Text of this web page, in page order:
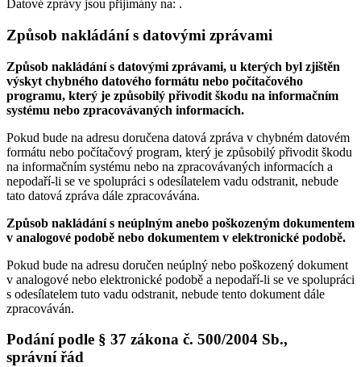
Datové zprávy jsou přijímány na: .
Způsob nakládání s datovými zprávami
Způsob nakládání s datovými zprávami, u kterých byl zjištěn
výskyt chybného datového formátu nebo počítačového
programu, který je způsobilý přivodit škodu na informačním
systému nebo zpracovávaných informacích.
Pokud bude na adresu doručena datová zpráva v chybném datovém
formátu nebo počítačový program, který je způsobilý přivodit škodu
na informačním systému nebo na zpracovávaných informacích a
nepodaří-li se ve spolupráci s odesílatelem vadu odstranit, nebude
tato datová zpráva dále zpracovávána.
Způsob nakládání s neúplným anebo poškozeným dokumentem
v analogové podobě nebo dokumentem v elektronické podobě.
Pokud bude na adresu doručen neúplný nebo poškozený dokument
v analogové nebo elektronické podobě a nepodaří-li se ve spolupráci
s odesílatelem tuto vadu odstranit, nebude tento dokument dále
zpracováván.
Podání podle § 37 zákona č. 500/2004 Sb.,
správní řád